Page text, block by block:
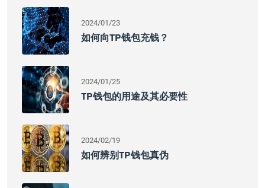
2024/01/23
如何向TP钱包充钱？
2024/01/25
TP钱包的用途及其必要性
2024/02/19
如何辨别TP钱包真伪